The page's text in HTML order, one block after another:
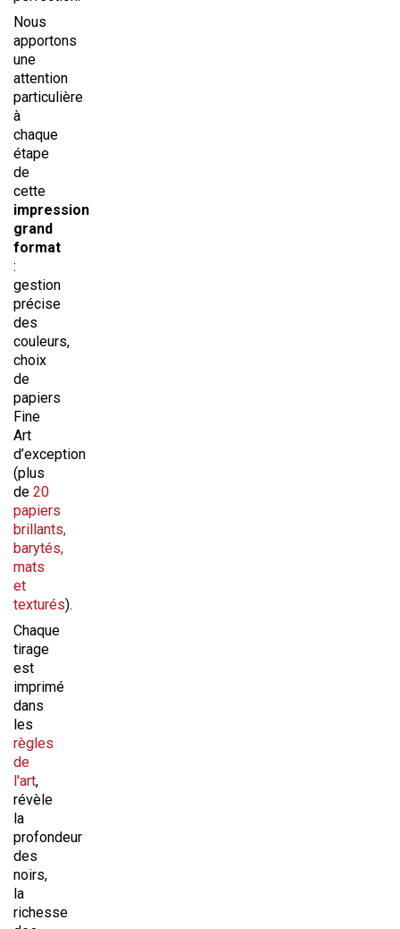
Nous
apportons
une
attention
particulière
à
chaque
étape
de
cette
impression
grand
format
:
gestion
précise
des
couleurs,
choix
de
papiers
Fine
Art
d’exception
(plus
de 20
papiers
brillants,
barytés,
mats
et
texturés).
Chaque
tirage
est
imprimé
dans
les
règles
de
l'art,
révèle
la
profondeur
des
noirs,
la
richesse